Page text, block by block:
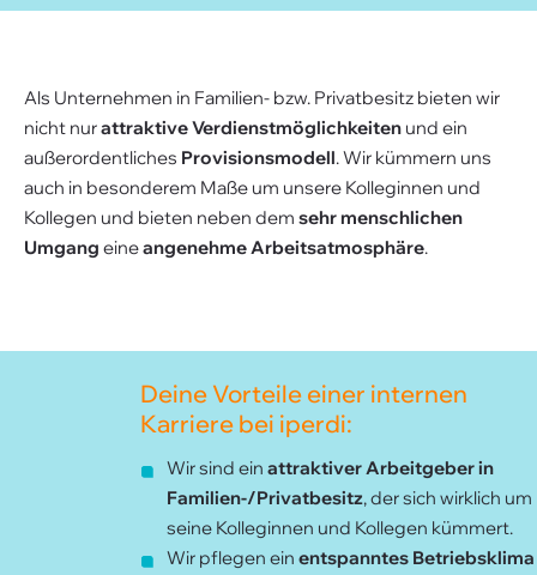
Als Unternehmen in Familien- bzw. Privatbesitz bieten wir
nicht nurattraktive Verdienstmöglichkeiten und ein
außerordentliches Provisionsmodell. Wir kümmern uns
auch in besonderem Maße um unsere Kolleginnen und
Kollegen und bieten neben dem sehr menschlichen
Umgang eineangenehme Arbeitsatmosphäre.
Deine Vorteile einer internen
Karriere bei iperdi:
Wir sind ein attraktiver Arbeitgeber in
Familien-/Privatbesitz, der sich wirklich um
seine Kolleginnen und Kollegen kümmert.
Wir pflegen ein entspanntes Betriebsklima